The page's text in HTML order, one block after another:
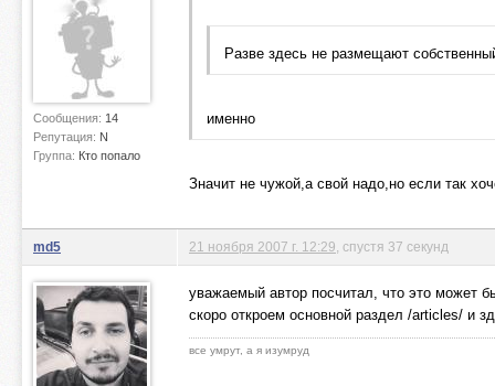
Сообщения: 14
Репутация: N
Группа: Кто попало
Разве здесь не размещают
именно
Значит не чужой,а свой надо,но если так
md5 21 ноября 2007 г. 12:29 , спустя 37 секунд
уважаемый автор посчитал, что это может
скоро откроем основной раздел /articles/ и
все умрут, а я изумруд